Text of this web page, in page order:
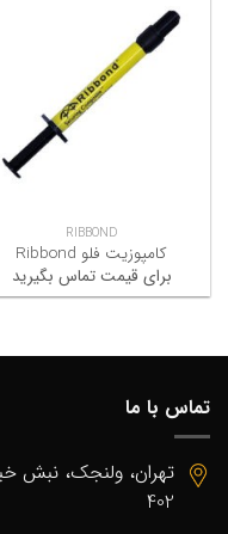
RIBBOND
کامپوزیت فلو Ribbond
برای قیمت تماس بگیرید
تماس با ما
402